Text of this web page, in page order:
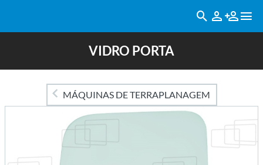
VIDRO PORTA
MÁQUINAS DE TERRAPLANAGEM